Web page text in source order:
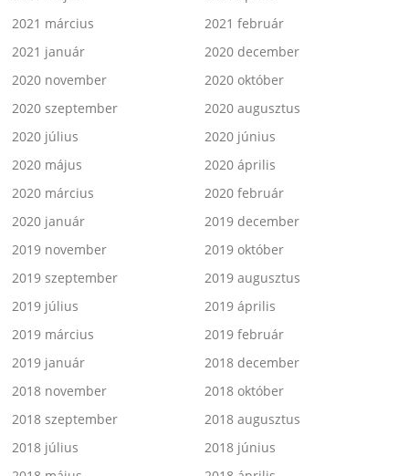
2021 március
2021 február
2021 január
2020 december
2020 november
2020 október
2020 szeptember
2020 augusztus
2020 július
2020 június
2020 május
2020 április
2020 március
2020 február
2020 január
2019 december
2019 november
2019 október
2019 szeptember
2019 augusztus
2019 július
2019 április
2019 március
2019 február
2019 január
2018 december
2018 november
2018 október
2018 szeptember
2018 augusztus
2018 július
2018 június